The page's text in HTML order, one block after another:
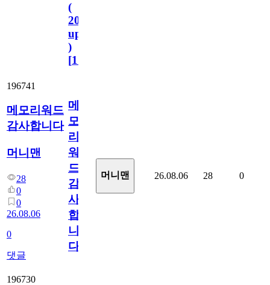
(
2023.11.1
update
)
[110
196741
메모리워드
감사합니다
머니맨
28
0
0
26.08.06
0
댓글
메
모
리
워
드
감
사
합
니
다
머니맨 26.08.06 28 0
196730